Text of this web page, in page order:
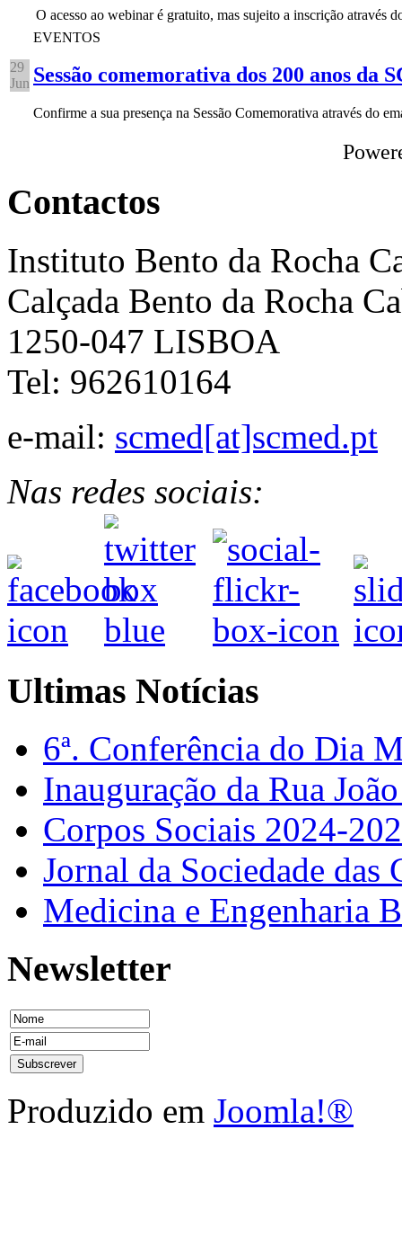
O acesso ao webinar é gratuito, mas sujeito a inscrição através
29
Jun
EVENTOS
Sessão comemorativa dos 200 anos da
Confirme a sua presença na Sessão Comemorativa através do
Contactos
Instituto Bento da Rocha
Calçada Bento da Rocha
1250-047 LISBOA
Tel: 962610164
e-mail: scmed[at]scmed.pt
Nas redes sociais:
Ultimas Notícias
6ª. Conferência do Dia
Inauguração da Rua
Corpos Sociais 2024-
Jornal da Sociedade
Medicina e Engenharia
Newsletter
Produzido em Joomla!®